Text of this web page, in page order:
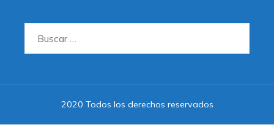
2020 Todos los derechos reservados